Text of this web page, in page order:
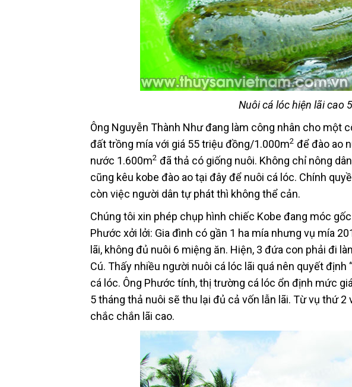
Nuôi cá lóc hiện lãi cao
Ông Nguyễn Thành Như đang làm công nhân cho một
đất trồng mía với giá 55 triệu đồng/1.000m2 để đào ao
nước 1.600m2 đã thả có giống nuôi. Không chỉ nông
cũng kêu kobe đào ao tại đây để nuôi cá lóc. Chính
còn việc người dân tự phát thì không thể cản.
Chúng tôi xin phép chụp hình chiếc Kobe đang móc
Phước xởi lởi: Gia đình có gần 1 ha mía nhưng vụ mía
lãi, không đủ nuôi 6 miệng ăn. Hiện, 3 đứa con phải đi
Cú. Thấy nhiều người nuôi cá lóc lãi quá nên quyết định
cá lóc. Ông Phước tính, thị trường cá lóc ổn định mức
5 tháng thả nuôi sẽ thu lại đủ cả vốn lẫn lãi. Từ vụ thứ
chắc chắn lãi cao.